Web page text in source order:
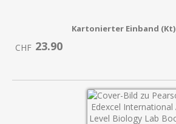
Kartonierter Einband (Kt)
CHF 23.90